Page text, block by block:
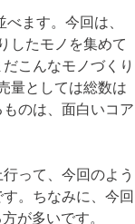
ます。今回は、
したモノを集めて
こんなモノづくり
量としては総数は
のは、面白いコア
って、今回のよう
。ちなみに、今回
が多いです。